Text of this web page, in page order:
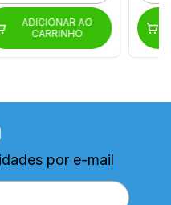
ADICIONAR AO
CARRINHO
por e-mail